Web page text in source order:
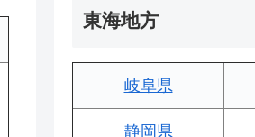
東海地方
岐阜県
静岡県